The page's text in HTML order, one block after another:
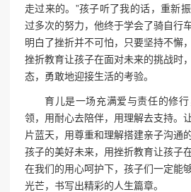
走过来的。”孩子听了我的话，重新
过多次的努力，他终于学会了骑自行
明白了挫折并不可怕，只要坚持不懈
挫折教育让孩子在面对未来的挑战时
态，勇敢地迎接生活的考验。
育儿是一场充满爱与责任的修行
领，用耐心去陪伴，用理解去支持。
片蓝天，用尊重和理解搭建亲子沟通
孩子的美好未来，用挫折教育让孩子
在我们的用心呵护下，孩子们一定能
光芒，书写出精彩的人生篇章。